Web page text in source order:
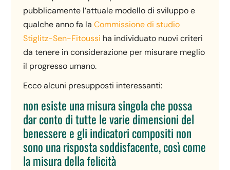
pubblicamente l’attuale modello di sviluppo e
qualche anno fa laCommissione di studio
Stiglitz-Sen-Fitoussi ha individuato nuovi criteri
da tenere in considerazione per misurare meglio
il progresso umano.
Ecco alcuni presupposti interessanti:
non esiste una misura singola che possa
dar conto di tutte le varie dimensioni del
benessere e gli indicatori compositi non
sono una risposta soddisfacente, così come
la misura della felicità